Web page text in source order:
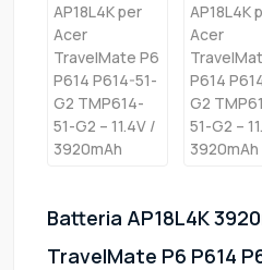
Batteria AP18L4K
TravelMate P6 P614